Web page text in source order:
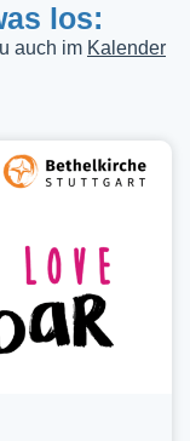
los:
auch im Kalender